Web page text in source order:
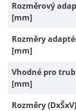
Rozměrový
[mm]
Rozměry
[mm]
Vhodné pro
[mm]
Rozměry (DxŠxV)